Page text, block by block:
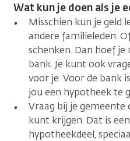
Wat kun je doen als je
Misschien kun je geld
andere familieleden.
schenken. Dan hoef
bank. Je kunt ook
voor je. Voor de bank
jou een hypotheek te
Vraag bij je gemeente
kunt krijgen. Dat is
hypotheekdeel,